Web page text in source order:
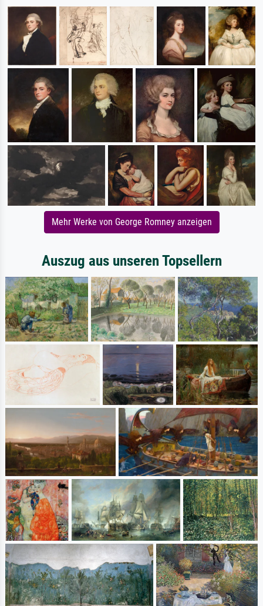
Mehr Werke von George Romney anzeigen
Auszug aus unseren Topsellern